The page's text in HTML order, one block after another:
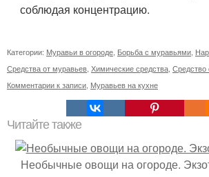
соблюдая концентрацию.
Категории: Муравьи в огороде Борьба с муравьями
Средства от муравьев Химические средства Средство
Комментарии к записи Муравьев на кухне
Читайте также
Необычные овощи на огороде.